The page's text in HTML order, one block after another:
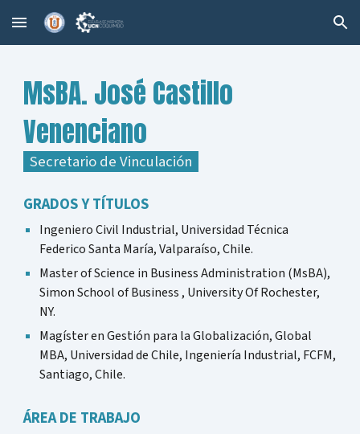
Skip to main content Skip to navigation
MsBA. José Castillo
Venenciano
Secretario de Vinculación
GRADOS Y TÍTULOS
Ingeniero Civil Industrial, Universidad Técnica
Federico Santa María, Valparaíso, Chile.
Master of Science in Business Administration (MsBA),
Simon School of Business , University Of Rochester,
NY.
Magíster en Gestión para la Globalización,Global
MBA, Universidad de Chile, Ingeniería Industrial, FCFM,
Santiago, Chile.
ÁREA DE TRABAJO